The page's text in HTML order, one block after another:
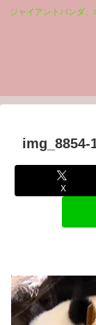
ジャイアントパンダ
img_8854-
X